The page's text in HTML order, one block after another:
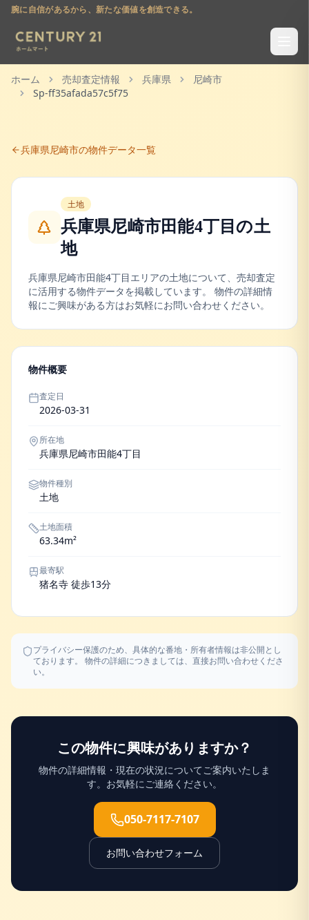
腕に自信があるから、新たな価値を創造できる。
ホーム 売却査定情報 兵庫県
尼崎市
Sp-ff35afada57c5f75
兵庫県尼崎市の物件データ一覧
土地
兵庫県尼崎市田能4丁目 の土
地
兵庫県尼崎市田能4丁目エリアの土地について、売却査定
に活用する物件データを掲載しています。 物件の詳細情
報にご興味がある方はお気軽にお問い合わせください。
物件概要
査定日
2026-03-31
所在地
兵庫県尼崎市田能4丁目
物件種別
土地
土地面積
63.34m²
最寄駅
猪名寺 徒歩13分
プライバシー保護のため、具体的な番地・所有者情報は非公開とし
ております。 物件の詳細につきましては、直接お問い合わせくださ
い。
この物件に興味がありますか？
物件の詳細情報・現在の状況についてご案内いたしま
す。お気軽にご連絡ください。
050-7117-7107
お問い合わせフォーム